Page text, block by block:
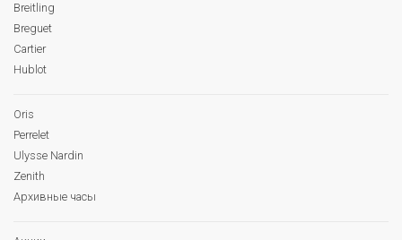
Breitling
Breguet
Cartier
Hublot
Oris
Perrelet
Ulysse Nardin
Zenith
Архивные часы